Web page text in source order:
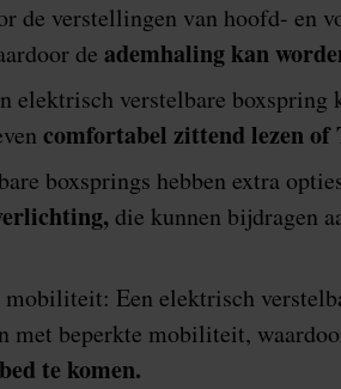
de verstellingen van hoofd- en
de ademhaling kan
elektrisch verstelbare boxspring
comfortabel zittend lezen
boxsprings hebben extra
die kunnen bijdragen
Een elektrisch
met beperkte mobiliteit,
te komen.